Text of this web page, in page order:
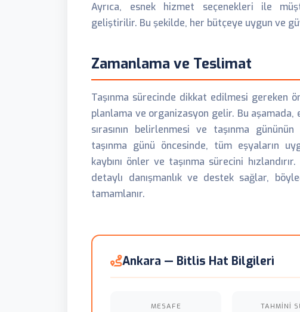
Ayrıca, esnek hizmet seçenekleri ile
geliştirilir. Bu şekilde, her bütçeye uygun ve
Zamanlama ve Teslimat
Taşınma sürecinde dikkat edilmesi gereken
planlama ve organizasyon gelir. Bu aşamada,
sırasının belirlenmesi ve taşınma
taşınma günü öncesinde, tüm eşyaların
kaybını önler ve taşınma sürecini
detaylı danışmanlık ve destek sağlar,
tamamlanır.
Ankara — Bitlis Hat Bilgileri
MESAFE TAHMINI